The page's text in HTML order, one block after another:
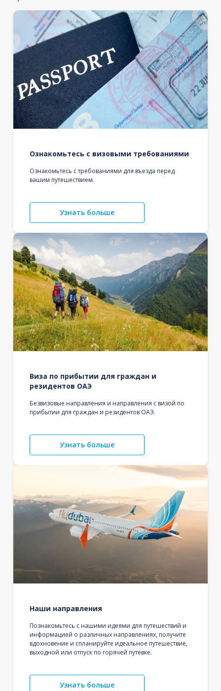
Ознакомьтесь с визовыми требованиями
Ознакомьтесь с требованиями для въезда перед
вашим путешествием.
Узнать больше
Виза по прибытии для граждан и
резидентов ОАЭ
Безвизовые направления и направления с визой по
прибытии для граждан и резидентов ОАЭ.
Узнать больше
Наши направления
Познакомьтесь с нашими идеями для путешествий и
информацией о различных направлениях, получите
вдохновение и спланируйте идеальное путешествие,
выходной или отпуск по горячей путевке.
Узнать больше